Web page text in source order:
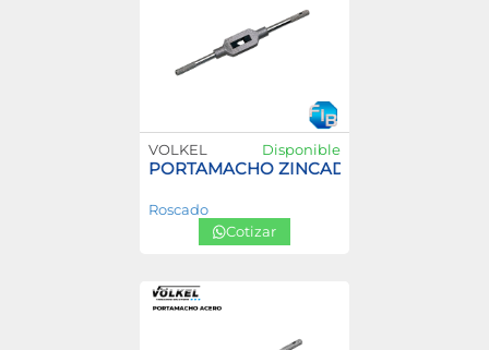
VOLKEL Disponible
PORTAMACHO ZINCADO
Roscado
Cotizar